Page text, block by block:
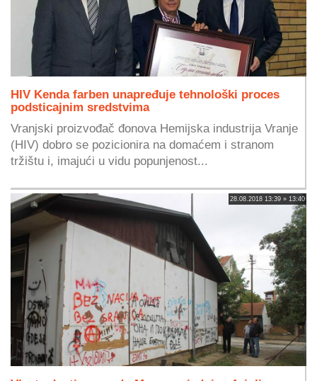
HIV Kenda farben unapređuje tehnološki proces
podsticajnim sredstvima
Vranjski proizvođač đonova Hemijska industrija Vranje
(HIV) dobro se pozicionira na domaćem i stranom
tržištu i, imajući u vidu popunjenost...
28.08.2018 13:39 » 13:40